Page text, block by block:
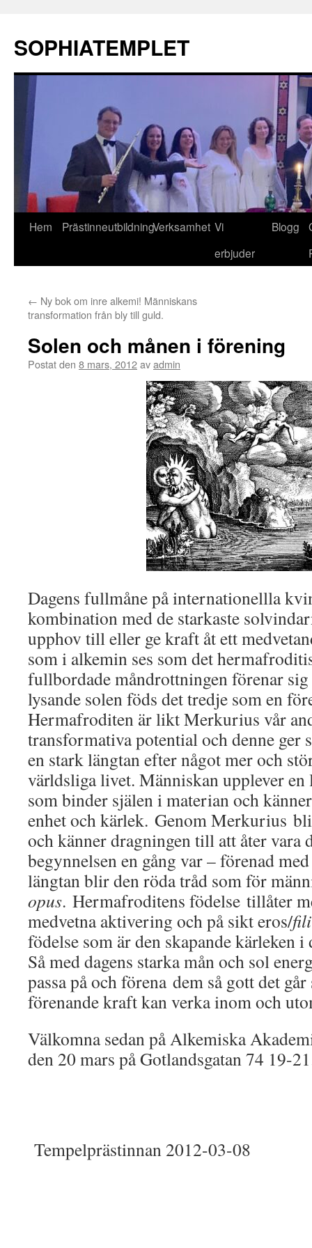
innehåll
SOPHIATEMPLET
Hem PrästinneutbildningVerksamhet Vi
erbjuder
Blogg
← Ny bok om inre alkemi! Människans
transformation från bly till guld.
Solen och månen i förening
Postat den 8 mars, 2012avadmin
Dagens fullmåne på internationellla
kombination med de starkaste
upphov till eller ge kraft åt ett
som i alkemin ses som det
fullbordade måndrottningen förenar
lysande solen föds det tredje som en
Hermafroditen är likt Merkurius vår
transformativa potential och denne ger
en stark längtan efter något mer och
världsliga livet. Människan upplever
som binder själen i materian och
enhet och kärlek. Genom Merkurius
och känner dragningen till att åter vara
begynnelsen en gång var – förenad
längtan blir den röda tråd som för
opus. Hermafroditens födelse tillåter
medvetna aktivering och på sikt eros/
födelse som är den skapande kärleken
Så med dagens starka mån och sol
passa på och förena dem så gott det
förenande kraft kan verka inom och
Välkomna sedan på Alkemiska
den 20 mars på Gotlandsgatan 74 19-
Tempelprästinnan 2012-03-08